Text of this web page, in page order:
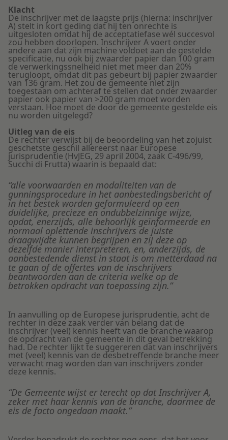
Klacht
De inschrijver met de laagste prijs (hierna: inschrijver
A) stelt in kort geding dat hij ten onrechte is
uitgesloten omdat hij de acceptatiefase wél succesvol
zou hebben doorlopen. Inschrijver A voert onder
andere aan dat zijn machine voldoet aan de gestelde
specificatie, nu ook bij zwaarder papier dan 100 gram
de verwerkingssnelheid niet met meer dan 20%
terugloopt, omdat dit pas gebeurt bij papier zwaarder
van 136 gram. Het zou de gemeente niet zijn
toegestaan om achteraf te stellen dat onder zwaarder
papier ook papier van >200 gram moet worden
verstaan. Hoe moet de door de gemeente gestelde eis
nu worden uitgelegd?
Uitleg van de eis
De rechter verwijst bij de beoordeling van het zojuist
geschetste geschil allereerst naar Europese
jurisprudentie (HvJEG, 29 april 2004, zaak C-496/99,
Succhi di Frutta) waarin is bepaald dat:
“alle voorwaarden en modaliteiten van de
gunningsprocedure in het aanbestedingsbericht of
in het bestek worden geformuleerd op een
duidelijke, precieze en ondubbelzinnige wijze,
opdat, enerzijds, alle behoorlijk geïnformeerde en
normaal oplettende inschrijvers de juiste
draagwijdte kunnen begrijpen en zij deze op
dezelfde manier interpreteren, en, anderzijds, de
aanbestedende dienst in staat is om metterdaad na
te gaan of de offertes van de inschrijvers
beantwoorden aan de criteria welke op de
betrokken opdracht van toepassing zijn.”
In aanvulling op de Europese jurisprudentie, acht de
rechter in deze zaak verder van belang dat de
inschrijver (veel) kennis heeft van de branche waarop
de opdracht van de gemeente in dit geval betrekking
had. De rechter lijkt te suggereren dat van inschrijvers
met (veel) kennis van de desbetreffende branche meer
verwacht mag worden dan van inschrijvers zonder
deze kennis.
“De Gemeente wijst er terecht op dat Inschrijver A,
zeker met haar kennis van de branche, daarmee de
eis de facto ongedaan maakt.”